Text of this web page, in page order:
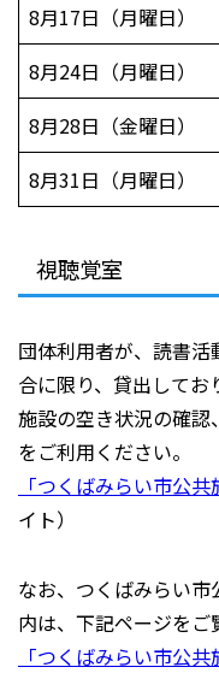
8月17日（月曜日）
8月24日（月曜日）
8月28日（金曜日）
8月31日（月曜日）
視聴覚室
団体利用者が、読書
合に限り、貸出してお
施設の空き状況の確
をご利用ください。
「つくばみらい市公
イト）
なお、つくばみらい
内は、下記ページをご
「つくばみらい市公